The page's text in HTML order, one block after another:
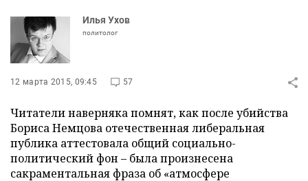
Илья Ухов
политолог
12 марта 2015, 09:45 57
Читатели наверняка помнят, как после убийства
Бориса Немцова отечественная либеральная
публика аттестовала общий социально-
политический фон – была произнесена
сакраментальная фраза об «атмосфере